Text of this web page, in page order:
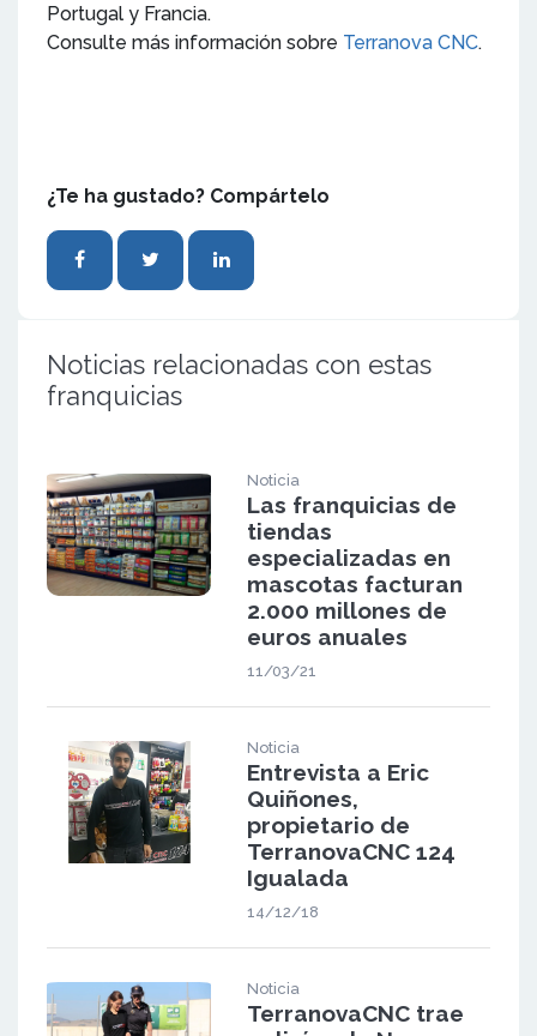
Portugal y Francia.
Consulte más información sobre Terranova CNC.
¿Te ha gustado? Compártelo
Noticias relacionadas con estas
franquicias
Noticia
Las franquicias de
tiendas
especializadas en
mascotas facturan
2.000 millones de
euros anuales
11/03/21
Noticia
Entrevista a Eric
Quiñones,
propietario de
TerranovaCNC 124
Igualada
14/12/18
Noticia
TerranovaCNC trae